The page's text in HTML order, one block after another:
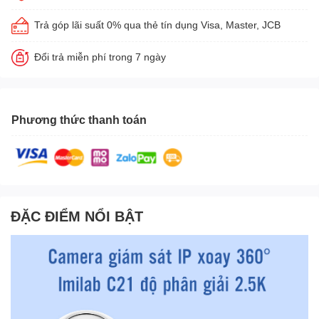
Trả góp lãi suất 0% qua thẻ tín dụng Visa, Master, JCB
Đổi trả miễn phí trong 7 ngày
Phương thức thanh toán
ĐẶC ĐIỂM NỔI BẬT